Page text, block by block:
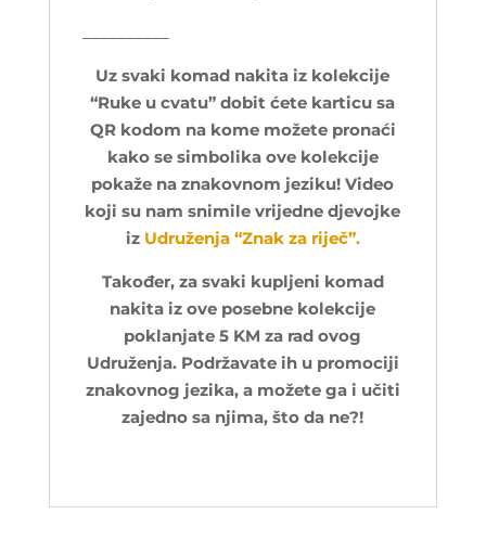
Uz svaki komad nakita iz kolekcije
“Ruke u cvatu” dobit ćete karticu sa
QR kodom na kome možete pronaći
kako se simbolika ove kolekcije
pokaže na znakovnom jeziku! Video
koji su nam snimile vrijedne djevojke
iz Udruženja “Znak za riječ”.
Također, za svaki kupljeni komad
nakita iz ove posebne kolekcije
poklanjate 5 KM za rad ovog
Udruženja. Podržavate ih u promociji
znakovnog jezika, a možete ga i učiti
zajedno sa njima, što da ne?!